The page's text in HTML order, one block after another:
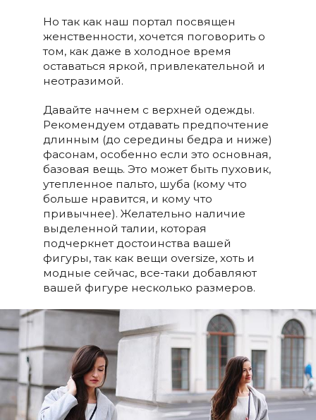
Но так как наш портал посвящен
женственности, хочется поговорить о
том, как даже в холодное время
оставаться яркой, привлекательной и
неотразимой.
Давайте начнем с верхней одежды.
Рекомендуем отдавать предпочтение
длинным (до середины бедра и ниже)
фасонам, особенно если это основная,
базовая вещь. Это может быть пуховик,
утепленное пальто, шуба (кому что
больше нравится, и кому что
привычнее). Желательно наличие
выделенной талии, которая
подчеркнет достоинства вашей
фигуры, так как вещи oversize, хоть и
модные сейчас, все-таки добавляют
вашей фигуре несколько размеров.